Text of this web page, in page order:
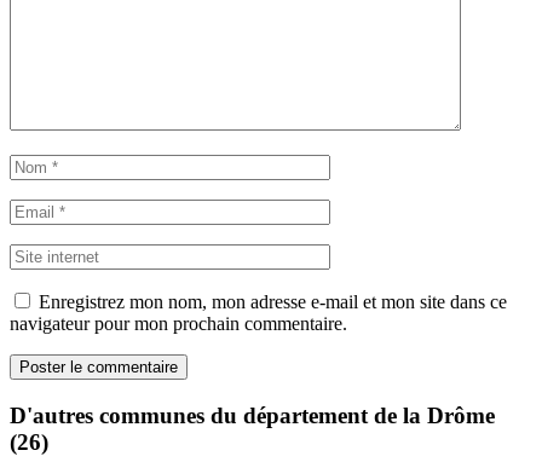
Enregistrez mon nom, mon adresse e-mail et mon site dans ce
navigateur pour mon prochain commentaire.
D'autres communes du département de la Drôme
(26)